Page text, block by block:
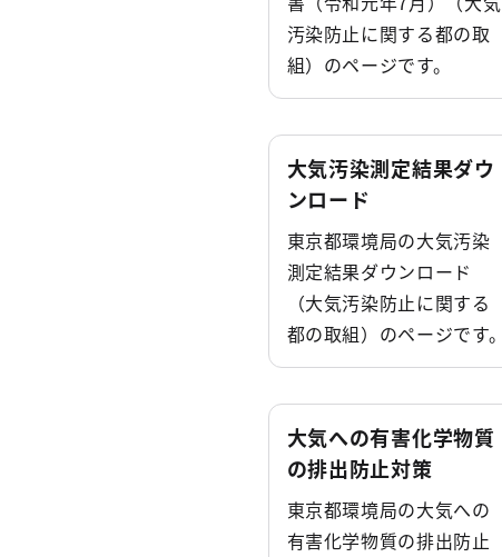
汚染防止に関する都の取
組）のページです。
大気汚染測定結果ダウ
ンロード
東京都環境局の大気汚染
測定結果ダウンロード
（大気汚染防止に関する
都の取組）のページです。
大気への有害化学物質
の排出防止対策
東京都環境局の大気への
有害化学物質の排出防止